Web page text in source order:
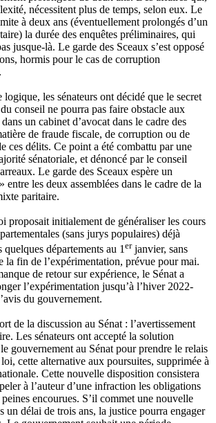
nécessitent plus de temps, selon eux. Le
à deux ans (éventuellement prolongés d’un
la durée des enquêtes préliminaires, qui
jusque-là. Le garde des Sceaux s’est opposé
hormis pour le cas de corruption
logique, les sénateurs ont décidé que le secret
conseil ne pourra pas faire obstacle aux
un cabinet d’avocat dans le cadre des
de fraude fiscale, de corruption ou de
ces délits. Ce point a été combattu par une
sénatoriale, et dénoncé par le conseil
Le garde des Sceaux espère un
entre les deux assemblées dans le cadre de la
paritaire.
proposait initialement de généraliser les cours
(sans jurys populaires) déjà
quelques départements au 1 erjanvier, sans
la fin de l’expérimentation, prévue pour mai.
de retour sur expérience, le Sénat a
l’expérimentation jusqu’à l’hiver 2022-
du gouvernement.
de la discussion au Sénat : l’avertissement
. Les sénateurs ont accepté la solution
gouvernement au Sénat pour prendre le relais
cette alternative aux poursuites, supprimée à
Cette nouvelle disposition consistera
à l’auteur d’une infraction les obligations
encourues. S’il commet une nouvelle
un délai de trois ans, la justice pourra engager